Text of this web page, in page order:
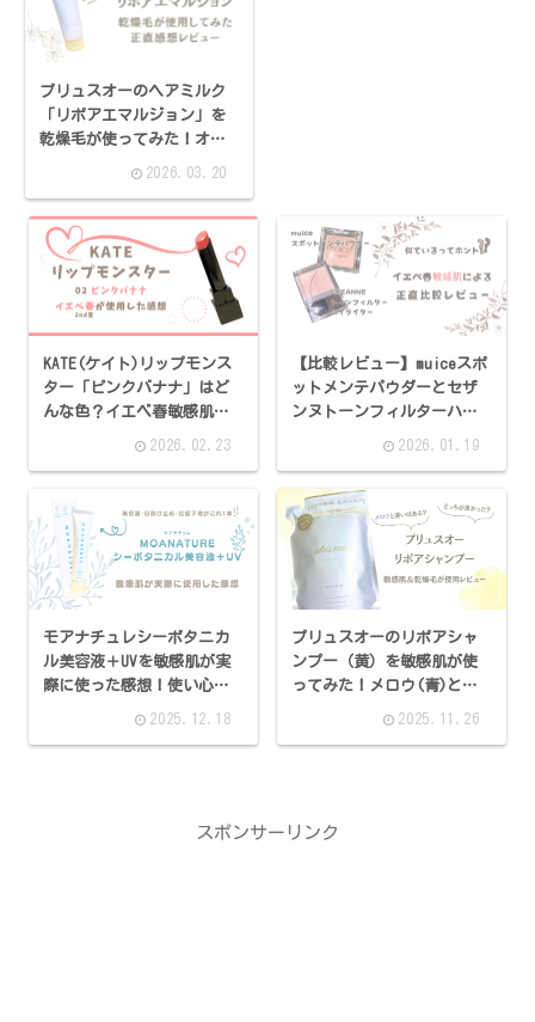
プリュスオーのヘアミルク
「リポアエマルジョン」を
乾燥毛が使ってみた！オイ
ルと違いはあった？
2026.03.20
KATE(ケイト)リップモンス
ター「ピンクバナナ」はど
んな色？イエベ春敏感肌の
2026.02.23
【比較レビュー】muiceスポ
ットメンテパウダーとセザ
ンヌトーンフィルターハイ
ライトは似てる？クマや赤
2026.01.19
モアナチュレシーボタニカ
ル美容液＋UVを敏感肌が実
際に使った感想！使い心地
2025.12.18
プリュスオーのリポアシャ
ンプー（黄）を敏感肌が使
ってみた！メロウ(青)と違
2025.11.26
スポンサーリンク